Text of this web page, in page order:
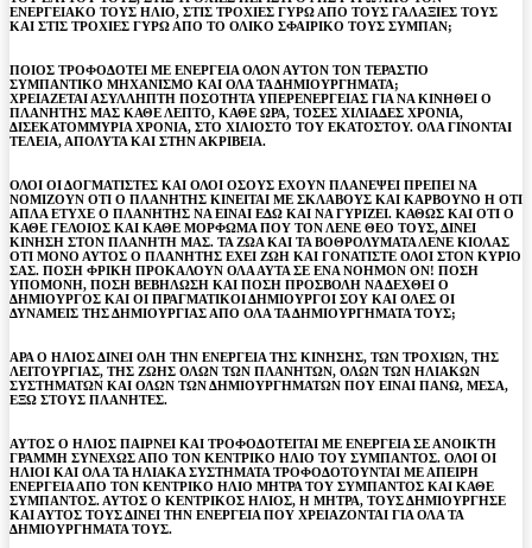
ΕΝΕΡΓΕΙΑΚΟ ΤΟΥΣ ΗΛΙΟ, ΣΤΙΣ ΤΡΟΧΙΕΣ ΓΥΡΩ ΑΠΟ ΤΟΥΣ ΓΑΛΑΞΙΕΣ ΤΟΥΣ
ΚΑΙ ΣΤΙΣ ΤΡΟΧΙΕΣ ΓΥΡΩ ΑΠΟ ΤΟ ΟΛΙΚΟ ΣΦΑΙΡΙΚΟ ΤΟΥΣ ΣΥΜΠΑΝ;
ΠΟΙΟΣ ΤΡΟΦΟΔΟΤΕΙ ΜΕ ΕΝΕΡΓΕΙΑ ΟΛΟΝ ΑΥΤΟΝ ΤΟΝ ΤΕΡΑΣΤΙΟ
ΣΥΜΠΑΝΤΙΚΟ ΜΗΧΑΝΙΣΜΟ ΚΑΙ ΟΛΑ ΤΑ ΔΗΜΙΟΥΡΓΗΜΑΤΑ;
ΧΡΕΙΑΖΕΤΑΙ ΑΣΥΛΛΗΠΤΗ ΠΟΣΟΤΗΤΑ ΥΠΕΡΕΝΕΡΓΕΙΑΣ ΓΙΑ ΝΑ ΚΙΝΗΘΕΙ Ο
ΠΛΑΝΗΤΗΣ ΜΑΣ ΚΑΘΕ ΛΕΠΤΟ, ΚΑΘΕ ΩΡΑ, ΤΟΣΕΣ ΧΙΛΙΑΔΕΣ ΧΡΟΝΙΑ,
ΔΙΣΕΚΑΤΟΜΜΥΡΙΑ ΧΡΟΝΙΑ, ΣΤΟ ΧΙΛΙΟΣΤΟ ΤΟΥ ΕΚΑΤΟΣΤΟΥ. ΟΛΑ ΓΙΝΟΝΤΑΙ
ΤΕΛΕΙΑ, ΑΠΟΛΥΤΑ ΚΑΙ ΣΤΗΝ ΑΚΡΙΒΕΙΑ.
ΟΛΟΙ ΟΙ ΔΟΓΜΑΤΙΣΤΕΣ ΚΑΙ ΟΛΟΙ ΟΣΟΥΣ ΕΧΟΥΝ ΠΛΑΝΕΨΕΙ ΠΡΕΠΕΙ ΝΑ
ΝΟΜΙΖΟΥΝ ΟΤΙ Ο ΠΛΑΝΗΤΗΣ ΚΙΝΕΙΤΑΙ ΜΕ ΣΚΛΑΒΟΥΣ ΚΑΙ ΚΑΡΒΟΥΝΟ Η ΟΤΙ
ΑΠΛΑ ΕΤΥΧΕ Ο ΠΛΑΝΗΤΗΣ ΝΑ ΕΙΝΑΙ ΕΔΩ ΚΑΙ ΝΑ ΓΥΡΙΖΕΙ. ΚΑΘΩΣ ΚΑΙ ΟΤΙ Ο
ΚΑΘΕ ΓΕΛΟΙΟΣ ΚΑΙ ΚΑΘΕ ΜΟΡΦΩΜΑ ΠΟΥ ΤΟΝ ΛΕΝΕ ΘΕΟ ΤΟΥΣ, ΔΙΝΕΙ
ΚΙΝΗΣΗ ΣΤΟΝ ΠΛΑΝΗΤΗ ΜΑΣ. ΤΑ ΖΩΑ ΚΑΙ ΤΑ ΒΟΘΡΟΛΥΜΑΤΑ ΛΕΝΕ ΚΙΟΛΑΣ
ΟΤΙ ΜΟΝΟ ΑΥΤΟΣ Ο ΠΛΑΝΗΤΗΣ ΕΧΕΙ ΖΩΗ ΚΑΙ ΓΟΝΑΤΙΣΤΕ ΟΛΟΙ ΣΤΟΝ ΚΥΡΙΟ
ΣΑΣ. ΠΟΣΗ ΦΡΙΚΗ ΠΡΟΚΑΛΟΥΝ ΟΛΑ ΑΥΤΑ ΣΕ ΕΝΑ ΝΟΗΜΟΝ ΟΝ! ΠΟΣΗ
ΥΠΟΜΟΝΗ, ΠΟΣΗ ΒΕΒΗΛΩΣΗ ΚΑΙ ΠΟΣΗ ΠΡΟΣΒΟΛΗ ΝΑ ΔΕΧΘΕΙ Ο
ΔΗΜΙΟΥΡΓΟΣ ΚΑΙ ΟΙ ΠΡΑΓΜΑΤΙΚΟΙ ΔΗΜΙΟΥΡΓΟΙ ΣΟΥ ΚΑΙ ΟΛΕΣ ΟΙ
ΔΥΝΑΜΕΙΣ ΤΗΣ ΔΗΜΙΟΥΡΓΙΑΣ ΑΠΟ ΟΛΑ ΤΑ ΔΗΜΙΟΥΡΓΗΜΑΤΑ ΤΟΥΣ;
ΑΡΑ Ο ΗΛΙΟΣ ΔΙΝΕΙ ΟΛΗ ΤΗΝ ΕΝΕΡΓΕΙΑ ΤΗΣ ΚΙΝΗΣΗΣ, ΤΩΝ ΤΡΟΧΙΩΝ, ΤΗΣ
ΛΕΙΤΟΥΡΓΙΑΣ, ΤΗΣ ΖΩΗΣ ΟΛΩΝ ΤΩΝ ΠΛΑΝΗΤΩΝ, ΟΛΩΝ ΤΩΝ ΗΛΙΑΚΩΝ
ΣΥΣΤΗΜΑΤΩΝ ΚΑΙ ΟΛΩΝ ΤΩΝ ΔΗΜΙΟΥΡΓΗΜΑΤΩΝ ΠΟΥ ΕΙΝΑΙ ΠΑΝΩ, ΜΕΣΑ,
ΕΞΩ ΣΤΟΥΣ ΠΛΑΝΗΤΕΣ.
ΑΥΤΟΣ Ο ΗΛΙΟΣ ΠΑΙΡΝΕΙ ΚΑΙ ΤΡΟΦΟΔΟΤΕΙΤΑΙ ΜΕ ΕΝΕΡΓΕΙΑ ΣΕ ΑΝΟΙΚΤΗ
ΓΡΑΜΜΗ ΣΥΝΕΧΩΣ ΑΠΟ ΤΟΝ ΚΕΝΤΡΙΚΟ ΗΛΙΟ ΤΟΥ ΣΥΜΠΑΝΤΟΣ. ΟΛΟΙ ΟΙ
ΗΛΙΟΙ ΚΑΙ ΟΛΑ ΤΑ ΗΛΙΑΚΑ ΣΥΣΤΗΜΑΤΑ ΤΡΟΦΟΔΟΤΟΥΝΤΑΙ ΜΕ ΑΠΕΙΡΗ
ΕΝΕΡΓΕΙΑ ΑΠΟ ΤΟΝ ΚΕΝΤΡΙΚΟ ΗΛΙΟ ΜΗΤΡΑ ΤΟΥ ΣΥΜΠΑΝΤΟΣ ΚΑΙ ΚΑΘΕ
ΣΥΜΠΑΝΤΟΣ. ΑΥΤΟΣ Ο ΚΕΝΤΡΙΚΟΣ ΗΛΙΟΣ, Η ΜΗΤΡΑ, ΤΟΥΣ ΔΗΜΙΟΥΡΓΗΣΕ
ΚΑΙ ΑΥΤΟΣ ΤΟΥΣ ΔΙΝΕΙ ΤΗΝ ΕΝΕΡΓΕΙΑ ΠΟΥ ΧΡΕΙΑΖΟΝΤΑΙ ΓΙΑ ΟΛΑ ΤΑ
ΔΗΜΙΟΥΡΓΗΜΑΤΑ ΤΟΥΣ.